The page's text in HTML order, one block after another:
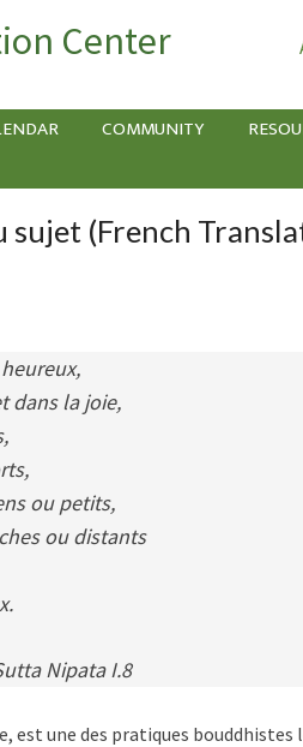
Center
COMMUNITY
sujet (French
dans la joie,
ou petits,
ou distants
Nipata I.8
est une des pratiques bouddhistes